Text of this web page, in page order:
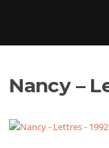
Nancy –